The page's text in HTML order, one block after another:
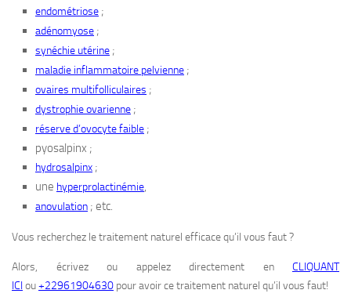
endométriose ;
adénomyose ;
synéchie utérine ;
maladie inflammatoire pelvienne ;
ovaires multifolliculaires ;
dystrophie ovarienne ;
réserve d’ovocyte faible ;
pyosalpinx ;
hydrosalpinx ;
une hyperprolactinémie,
anovulation ; etc.
Vous recherchez le traitement naturel efficace qu’il vous faut ?
Alors, écrivez ou appelez directement en CLIQUANT
ICI ou+22961904630 pour avoir ce traitement naturel qu’il vous faut!